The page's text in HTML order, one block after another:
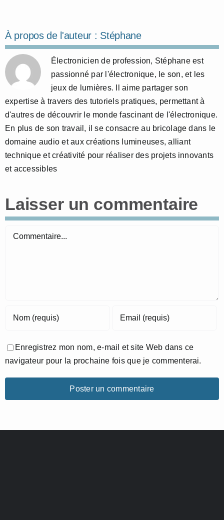
À propos de l'auteur : Stéphane
Électronicien de profession, Stéphane est
passionné par l'électronique, le son, et les
jeux de lumières. Il aime partager son
expertise à travers des tutoriels pratiques, permettant à
d'autres de découvrir le monde fascinant de l'électronique.
En plus de son travail, il se consacre au bricolage dans le
domaine audio et aux créations lumineuses, alliant
technique et créativité pour réaliser des projets innovants
et accessibles
Laisser un commentaire
Commentaire
Enregistrez mon nom, e-mail et site Web dans ce
navigateur pour la prochaine fois que je commenterai.